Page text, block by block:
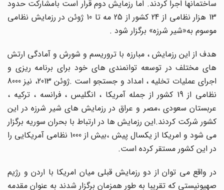
ساختمانها اجرا کردند. اما رزمایش دوم قرار است بامشارکت حدود
13 هزار نظامی از 24 کشور از 25 مه تا 10 ژوئن در رزمایش نظامی
موسوم به«شیر شرزه» برگزار شود .
هدف از این رزمایش ، مبارزه با تروریسم و شورش و آمادگی ارتش
های مختلف در توسعه توانمندی های خود برای برنامه ریزی و
اجرای عملیات تخلیه ، امداد و جستجو است .ژوئن 2013، نیز 8000
نظامی از 19 کشور از جمله آمریکا ، انگلیس ، فرانسه ، ترکیه ،
عربستان سعودی ،مصر و عراق در رزمایش های شیر شرزه در این
کشور شرکت کردند.این رزمایش ها در ارتباط با بحران سوریه برگزار
می شود و امریکا از یکسال پیش ،بیش از 1000 نظامی آمریکایی را
در این کشور مستقر کرده است.
در واقع می توان از دو رزمایش قبلی میان امریکا با اردن و رژیم
صهیونیستی که تقریبا به طور همزمان برگزار شدند به عنوان مقدمه